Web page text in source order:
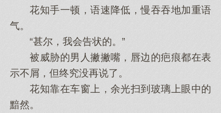
花知手一顿，语速降低，慢吞吞地加重语
气。
“甚尔，我会告状的。”
被威胁的男人撇撇嘴，唇边的疤痕都在表
示不屑，但终究没再说了。
花知靠在车窗上，余光扫到玻璃上眼中的
黯然。